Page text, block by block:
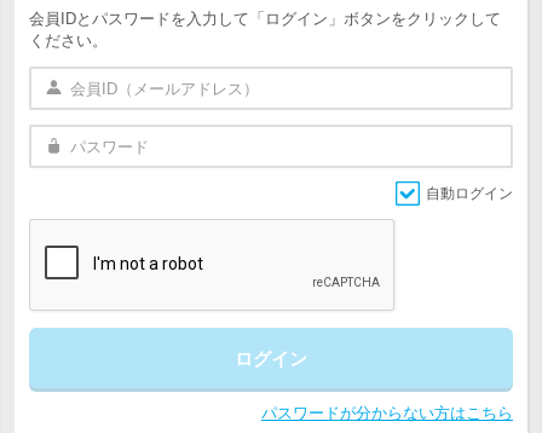
会員IDとパスワードを入力して「ログイン」ボタンをクリックして
ください。
自動ログイン
ログイン
パスワードが分からない方はこちら